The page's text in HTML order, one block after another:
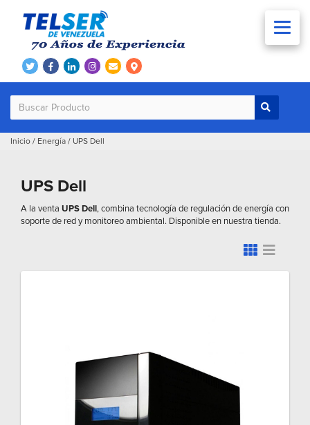
Inicio / Energía / UPS Dell
UPS Dell
A la venta UPS Dell, combina tecnología de regulación de energía con
soporte de red y monitoreo ambiental. Disponible en nuestra tienda.